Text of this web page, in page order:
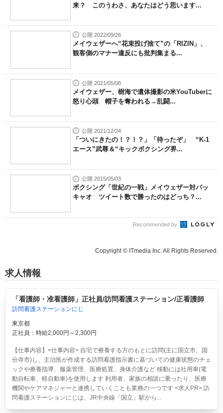
来？ このうわさ、あなたはどう思います...
公開 2022/09/26
メイウェザーへ“花束投げ捨て”の「RIZIN」、
観客側のマナー違反にも批判集まる...
公開 2021/05/08
メイウェザー、樹海で遺体撮影の米YouTuberに
怒り心頭 帽子を奪われる→乱闘...
公開 2021/12/24
「ついにきたの！？！？」「待ったぞ」 “K-1
エース”武尊＆“キックボクシング界...
公開 2015/05/03
ボクシング「世紀の一戦」メイウェザー対パッ
キャオ ツイート数で勝ったのはどっち？...
Recommended by
Copyright © ITmedia Inc. All Rights Reserved.
求人情報
「看護師・准看護師」正社員/訪問看護ステーション/正看護師
訪問看護ステーションにじ
東京都
正社員：時給2,000円～2,300円
【仕事内容】<仕事内容> 自宅で療養する方のもとに訪問(主に国立市、国
分寺市)し、主治医が作成する訪問看護指示書に基づいての健康状態のチェ
ックや療養指導、服薬管理、医療処置、身体介護など 移動には社用車(電
動自転車、軽自動車)を使用します 利用者、家族の相談に乗ったり、医療
機関やケアマネジャーと連携していくことも業務の一つです <求人PR> 訪
問看護ステーションにじは、JR中央線「国立」駅から...